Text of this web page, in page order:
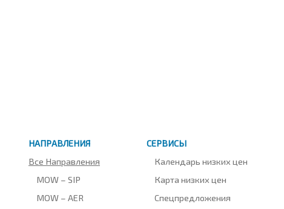
НАПРАВЛЕНИЯ
Все Направления
MOW – SIP
MOW – AER
СЕРВИСЫ
Календарь низких цен
Карта низких цен
Спецпредложения